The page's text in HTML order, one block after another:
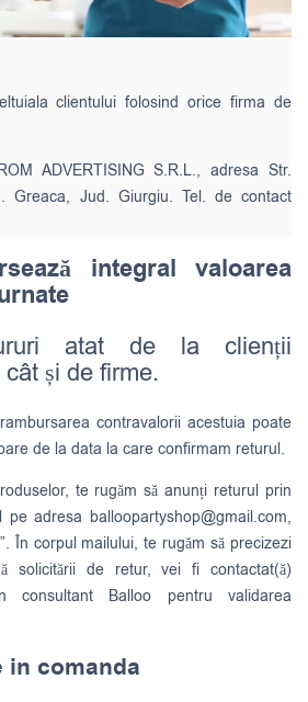
clientului folosind orice firma de
ADVERTISING S.R.L., adresa Str.
Greaca, Jud. Giurgiu. Tel. de contact
integral valoarea
atat de la clienții
și de firme.
contravalorii acestuia poate
de la data la care confirmam returul.
te rugăm să anunți returul prin
pe adresa balloopartyshop@gmail.com,
În corpul mailului, te rugăm să precizezi
solicitării de retur, vei fi contactat(ă)
consultant Balloo pentru validarea
in comanda